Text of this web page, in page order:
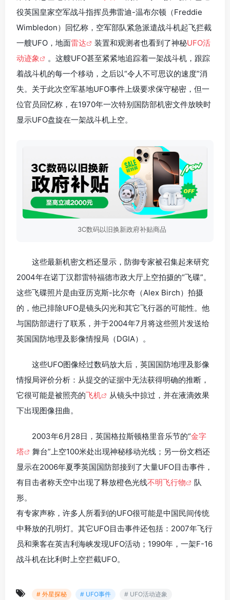
役英国皇家空军战斗指挥员弗雷迪-温布尔顿（Freddie
Wimbledon）回忆称，空军部队紧急派遣战斗机起飞拦截
一艘UFO，地面雷达 装置和观测者也看到了神秘UFO活
动迹象
。这艘UFO甚至紧紧地追踪着一架战斗机，跟踪
着战斗机的每一个移动，之后以“令人不可思议的速度”消
失。关于此次空军基地UFO事件上级要求保守秘密，但一
位官员回忆称，在1970年一次特别国防部机密文件放映时
显示UFO盘旋在一架战斗机上空。
3C数码以旧换新政府补贴商品
这些最新机密文档还显示，防御专家被召集起来研究
2004年在诺丁汉郡雷特福德市政大厅上空拍摄的“飞碟”。
这些飞碟照片是由亚历克斯-比尔奇（Alex Birch）拍摄
的，他已排除UFO是镜头闪光和其它飞行器的可能性。他
与国防部进行了联系，并于2004年7月将这些照片发送给
英国国防地理及影像情报局（DGIA）。
这些UFO图像经过数码放大后，英国国防地理及影像
情报局评价分析：从提交的证据中无法获得明确的推断，
它很可能是被照亮的飞机
从镜头中掠过，并在液滴效果
下出现图像扭曲。
2003年6月28日，英国格拉斯顿格里音乐节的“金字
塔
舞台”上空100米处出现神秘移动光线；另一份文档还
显示在2006年夏季英国国防部接到了大量UFO目击事件，
有目击者称天空中出现了释放橙色光线不明飞行物
队
形。
有专家声称，许多人所看到的UFO很可能是中国民间传统
中释放的孔明灯。其它UFO目击事件还包括：2007年飞行
员和乘客在英吉利海峡发现UFO活动；1990年，一架F-16
战斗机在比利时上空拦截UFO。
# 外星探秘 # UFO事件
# UFO活动迹象